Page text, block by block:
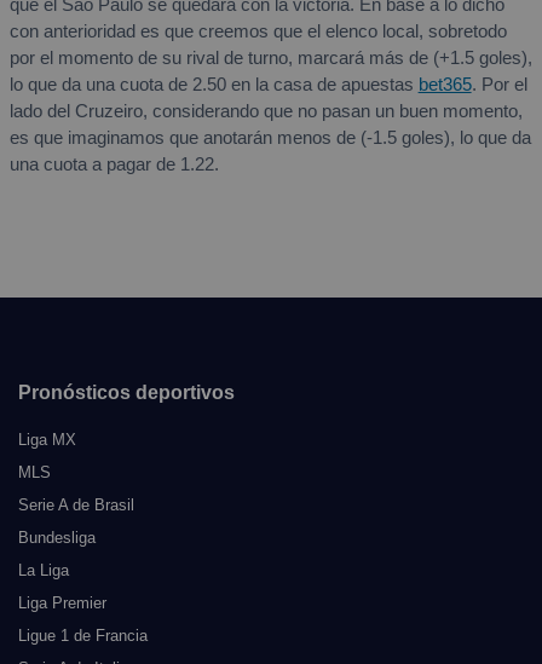
que el Sao Paulo se quedará con la victoria. En base a lo dicho
con anterioridad es que creemos que el elenco local, sobretodo
por el momento de su rival de turno, marcará más de (+1.5 goles),
lo que da una cuota de 2.50 en la casa de apuestas bet365. Por el
lado del Cruzeiro, considerando que no pasan un buen momento,
es que imaginamos que anotarán menos de (-1.5 goles), lo que da
una cuota a pagar de 1.22.
Pronósticos deportivos
Liga MX
MLS
Serie A de Brasil
Bundesliga
La Liga
Liga Premier
Ligue 1 de Francia